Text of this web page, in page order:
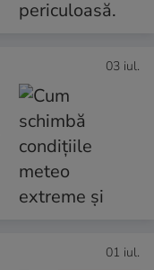
03 iul.
01 iul.